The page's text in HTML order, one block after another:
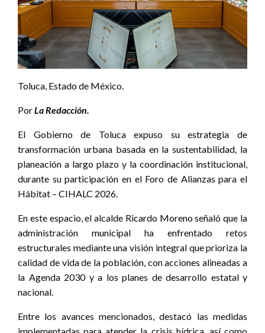
Toluca, Estado de México.
PorLa Redacción.
El Gobierno de Toluca expuso su estrategia de
transformación urbana basada en la sustentabilidad, la
planeación a largo plazo y la coordinación institucional,
durante su participación en el Foro de Alianzas para el
Hábitat – CIHALC 2026.
En este espacio, el alcalde Ricardo Moreno señaló que la
administración municipal ha enfrentado retos
estructurales mediante una visión integral que prioriza la
calidad de vida de la población, con acciones alineadas a
la Agenda 2030 y a los planes de desarrollo estatal y
nacional.
Entre los avances mencionados, destacó las medidas